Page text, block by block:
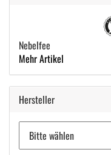
Nebelfee
Mehr Artikel
Hersteller